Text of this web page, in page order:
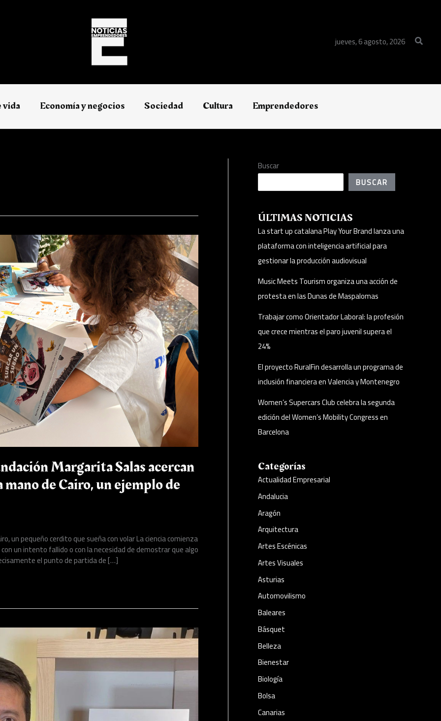
jueves, 6 agosto, 2026
Buscar
vida Economía y negocios​ Sociedad Cultura Emprendedores
Margarita Salas acercan
mano de Cairo, un ejemplo de
un pequeño cerdito que sueña con volar La ciencia comienza
un intento fallido o con la necesidad de demostrar que algo
el punto de partida de […]
Buscar
BUSCAR
ÚLTIMAS NOTICIAS
La start up catalana Play Your Brand lanza una
plataforma con inteligencia artificial para
gestionar la producción audiovisual
Music Meets Tourism organiza una acción de
protesta en las Dunas de Maspalomas
Trabajar como Orientador Laboral: la profesión
que crece mientras el paro juvenil supera el
24%
El proyecto RuralFin desarrolla un programa de
inclusión financiera en Valencia y Montenegro
Women’s Supercars Club celebra la segunda
edición del Women’s Mobility Congress en
Barcelona
Categorías
Actualidad Empresarial
Andalucia
Aragón
Arquitectura
Artes Escénicas
Artes Visuales
Asturias
Automovilismo
Baleares
Básquet
Belleza
Bienestar
Biología
Bolsa
Canarias